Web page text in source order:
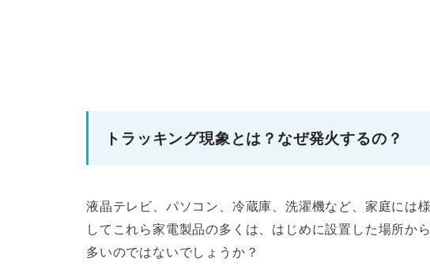
トラッキング現象とは？なぜ発火するの？
液晶テレビ、パソコン、冷蔵庫、洗濯機など、家庭には
してこれら家電製品の多くは、はじめに設置した場所か
多いのではないでしょうか？